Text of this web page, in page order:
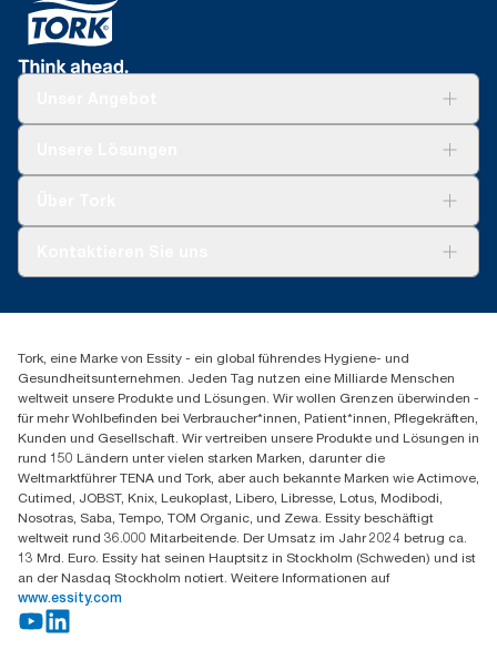
Spenderreklamation
+43 (0) 8 10-22 00 84
Essity Austria Vertriebs GmbH
Am Europlatz 2
1120 Wien
Mo-Do 8:00-16:30 | Fr 8:00-15:00
GLN: 9011111000026
Tork, eine Marke von Essity - ein global führendes Hygiene- und
Gesundheitsunternehmen. Jeden Tag nutzen eine Milliarde Menschen
weltweit unsere Produkte und Lösungen. Wir wollen Grenzen überwinden -
für mehr Wohlbefinden bei Verbraucher*innen, Patient*innen, Pflegekräften,
Kunden und Gesellschaft. Wir vertreiben unsere Produkte und Lösungen in
rund 150 Ländern unter vielen starken Marken, darunter die
Weltmarktführer TENA und Tork, aber auch bekannte Marken wie Actimove,
Cutimed, JOBST, Knix, Leukoplast, Libero, Libresse, Lotus, Modibodi,
Nosotras, Saba, Tempo, TOM Organic, und Zewa. Essity beschäftigt
weltweit rund 36.000 Mitarbeitende. Der Umsatz im Jahr 2024 betrug ca.
13 Mrd. Euro. Essity hat seinen Hauptsitz in Stockholm (Schweden) und ist
an der Nasdaq Stockholm notiert. Weitere Informationen auf
www.essity.com